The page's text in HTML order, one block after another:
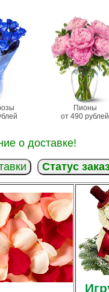
Пионы
от 490 рублей
о доставке!
Статус